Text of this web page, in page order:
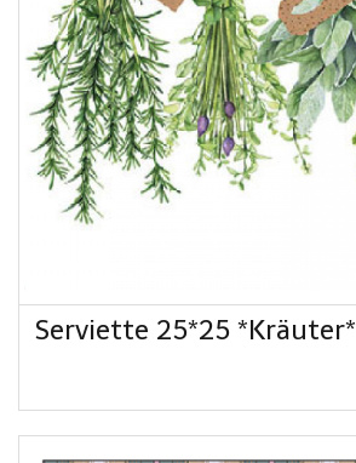
Serviette 25*25 *Kräuter*